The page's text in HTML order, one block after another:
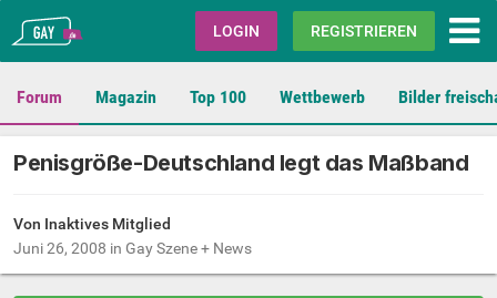
Gay.de LOGIN REGISTRIEREN
Forum Magazin Top 100 Wettbewerb Bilder
Penisgröße-Deutschland legt das Maßband
Von Inaktives Mitglied
Juni 26, 2008 in Gay Szene + News